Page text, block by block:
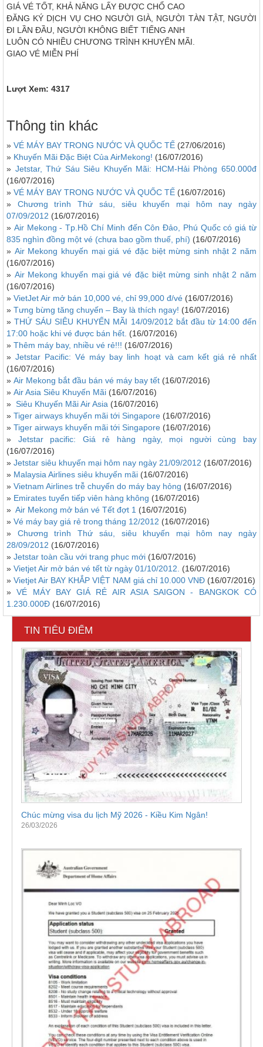
GIÁ VÉ TỐT, KHẢ NĂNG LẤY ÐƯỢC CHỔ CAO
ÐĂNG KÝ DỊCH VỤ CHO NGƯỜI GIÀ, NGƯỜI TÀN TẬT, NGƯỜI
ÐI LẦN ÐẦU, NGƯỜI KHÔNG BIẾT TIẾNG ANH
LUÔN CÓ NHIỀU CHƯƠNG TRÌNH KHUYẾN MÃI.
GIAO VÉ MIỄN PHÍ
Lượt Xem: 4317
Thông tin khác
» VÉ MÁY BAY TRONG NƯỚC VÀ QUỐC TẾ (27/06/2016)
» Khuyến Mãi Đặc Biệt Của AirMekong! (16/07/2016)
» Jetstar, Thứ Sáu Siêu Khuyến Mãi: HCM-Hải Phòng 650.000đ
(16/07/2016)
» VÉ MÁY BAY TRONG NƯỚC VÀ QUỐC TẾ (16/07/2016)
» Chương trình Thứ sáu, siêu khuyến mại hôm nay ngày
07/09/2012 (16/07/2016)
» Air Mekong - Tp.Hồ Chí Minh đến Côn Đảo, Phú Quốc có giá từ
835 nghìn đồng một vé (chưa bao gồm thuế, phí) (16/07/2016)
» Air Mekong khuyến mại giá vé đặc biệt mừng sinh nhật 2 năm
(16/07/2016)
» Air Mekong khuyến mại giá vé đặc biệt mừng sinh nhật 2 năm
(16/07/2016)
» VietJet Air mở bán 10,000 vé, chỉ 99,000 đ/vé (16/07/2016)
» Tưng bừng tăng chuyến – Bay là thích ngay! (16/07/2016)
»THỨ SÁU SIÊU KHUYẾN MÃI 14/09/2012 bắt đầu từ 14:00 đến
17:00 hoặc khi vé được bán hết. (16/07/2016)
» Thêm máy bay, nhiều vé rẻ!!! (16/07/2016)
»Jetstar Pacific: Vé máy bay linh hoạt và cam kết giá rẻ nhất
(16/07/2016)
» Air Mekong bắt đầu bán vé máy bay tết (16/07/2016)
» Air Asia Siêu Khuyến Mãi (16/07/2016)
» Siêu Khuyến Mãi Air Asia (16/07/2016)
» Tiger airways khuyến mãi tới Singapore (16/07/2016)
» Tiger airways khuyến mãi tới Singapore (16/07/2016)
» Jetstar pacific: Giá rẻ hàng ngày, mọi người cùng bay
(16/07/2016)
» Jetstar siêu khuyến mại hôm nay ngày 21/09/2012 (16/07/2016)
» Malaysia Airlines siêu khuyến mãi (16/07/2016)
» Vietnam Airlines trễ chuyến do máy bay hỏng (16/07/2016)
» Emirates tuyển tiếp viên hàng không (16/07/2016)
» Air Mekong mở bán vé Tết đợt 1 (16/07/2016)
» Vé máy bay giá rẻ trong tháng 12/2012 (16/07/2016)
» Chương trình Thứ sáu, siêu khuyến mại hôm nay ngày
28/09/2012 (16/07/2016)
» Jetstar toàn cầu với trang phục mới (16/07/2016)
» Vietjet Air mở bán vé tết từ ngày 01/10/2012.
(16/07/2016)
» Vietjet Air BAY KHẮP VIỆT NAM giá chỉ 10.000 VNĐ (16/07/2016)
»VÉ MÁY BAY GIÁ RẺ AIR ASIA SAIGON - BANGKOK CÓ
1.230.000Đ (16/07/2016)
TIN TIÊU ĐIỂM
Chúc mừng visa du lịch Mỹ 2026 - Kiều Kim Ngân!
26/03/2026